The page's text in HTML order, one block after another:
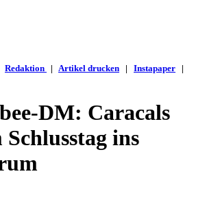
Redaktion | Artikel drucken | Instapaper |
DM: Caracals
ins